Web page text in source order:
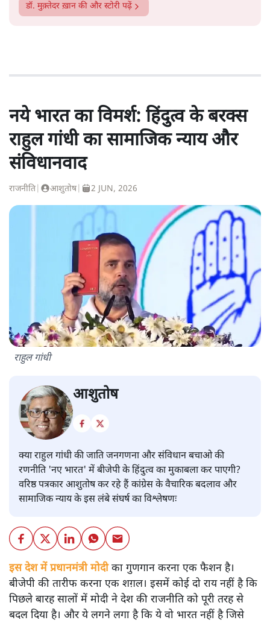
डॉ. मुक़्तेदर ख़ान की और स्टोरी पढ़ें
नये भारत का विमर्श: हिंदुत्व के बरक्स
राहुल गांधी का सामाजिक न्याय और
संविधानवाद
राजनीति आशुतोष| 2 JUN, 2026
राहुल गांधी
आशुतोष
क्या राहुल गांधी की जाति जनगणना और संविधान बचाओ की
रणनीति 'नए भारत' में बीजेपी के हिंदुत्व का मुकाबला कर पाएगी?
वरिष्ठ पत्रकार आशुतोष कर रहे हैं कांग्रेस के वैचारिक बदलाव और
सामाजिक न्याय के इस लंबे संघर्ष का विश्लेषणः
इस देश में प्रधानमंत्री मोदीका गुणगान करना एक फैशन है।
बीजेपी की तारीफ करना एक शग़ल। इसमें कोई दो राय नहीं है कि
पिछले बारह सालों में मोदी ने देश की राजनीति को पूरी तरह से
बदल दिया है। और ये लगने लगा है कि ये वो भारत नहीं है जिसे